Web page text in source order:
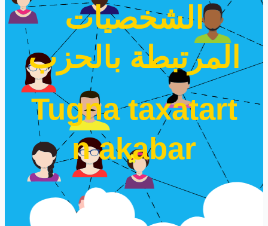
الشخصيات
المرتبطة بالحزب
Tugna taxatart
n akabar